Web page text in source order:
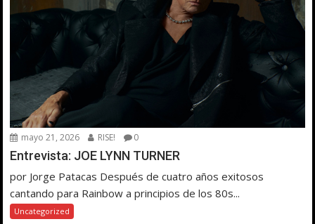
mayo 21, 2026 RISE! 0
Entrevista: JOE LYNN TURNER
por Jorge Patacas Después de cuatro años exitosos
cantando para Rainbow a principios de los 80s...
Uncategorized